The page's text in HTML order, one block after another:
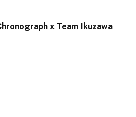
x Team Ikuzawa